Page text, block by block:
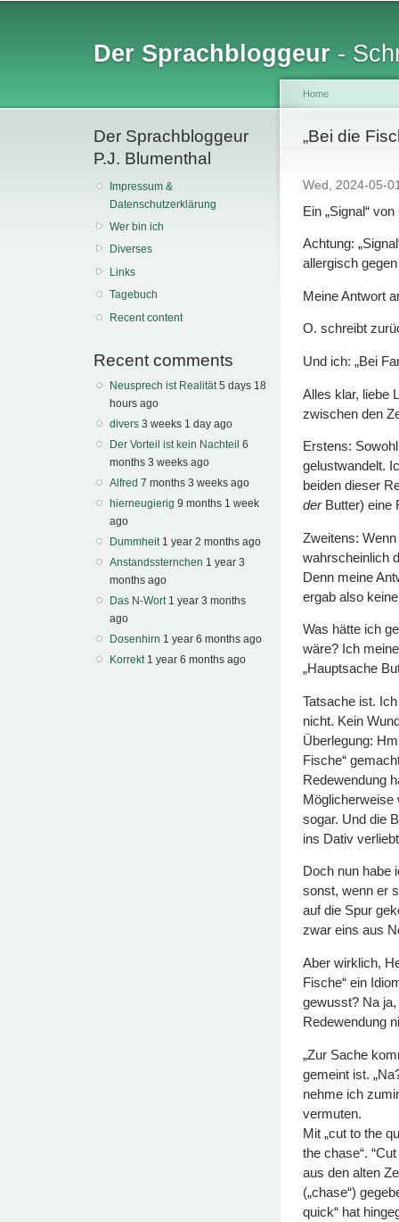
Der Sprachbloggeur -
Der Sprachbloggeur
P.J. Blumenthal
Impressum &
Datenschutzerklärung
Wer bin ich
Diverses
Links
Tagebuch
Recent content
Recent comments
Neusprech ist Realität 5 days 18
hours ago
divers 3 weeks 1 day ago
Der Vorteil ist kein Nachteil 6
months 3 weeks ago
Alfred 7 months 3 weeks ago
hierneugierig 9 months 1 week
ago
Dummheit 1 year 2 months ago
Anstandssternchen 1 year 3
months ago
Das N-Wort 1 year 3 months
ago
Dosenhirn 1 year 6 months ago
Korrekt 1 year 6 months ago
You are
Home
„Bei die
Wed, 2024-05-
Ein „Signal“
Achtung:
allergisch
Meine Antwort
O. schreibt
Und ich: „Bei
Alles klar, liebe
zwischen den
Erstens:
gelustwandelt.
beiden dieser
derButter) eine
Zweitens:
wahrscheinlich
Denn meine
ergab also
Was hätte ich
wäre? Ich
„Hauptsache
Tatsache ist.
nicht. Kein
Überlegung:
Fische“
Redewendung
Möglicherweise
sogar. Und die
ins Dativ
Doch nun habe
sonst, wenn er
auf die Spur
zwar eins aus
Aber wirklich,
Fische“ ein
gewusst? Na
Redewendung
„Zur Sache
gemeint ist.
nehme ich
vermuten.
Mit „cut to the
the chase“.
aus den alten
(„chase“)
quick“ hat